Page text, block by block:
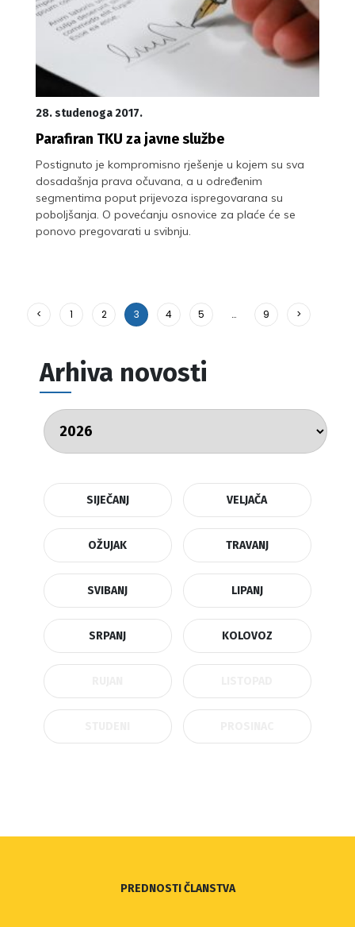
28. studenoga 2017.
Parafiran TKU za javne službe
Postignuto je kompromisno rješenje u kojem su sva
dosadašnja prava očuvana, a u određenim
segmentima poput prijevoza ispregovarana su
poboljšanja. O povećanju osnovice za plaće će se
ponovo pregovarati u svibnju.
< 1 2 3 4 5 … 9 >
Arhiva novosti
SIJEČANJ VELJAČA
OŽUJAK TRAVANJ
SVIBANJ LIPANJ
SRPANJ KOLOVOZ
PREDNOSTI ČLANSTVA